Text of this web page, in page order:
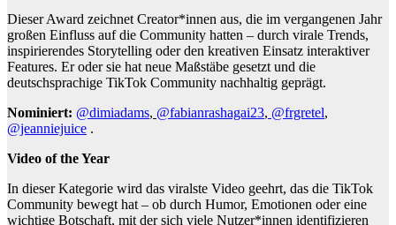
Dieser Award zeichnet Creator*innen aus, die im vergangenen Jahr
großen Einfluss auf die Community hatten – durch virale Trends,
inspirierendes Storytelling oder den kreativen Einsatz interaktiver
Features. Er oder sie hat neue Maßstäbe gesetzt und die
deutschsprachige TikTok Community nachhaltig geprägt.
Nominiert: @dimiadams, @fabianrashagai23, @frgretel,
@jeanniejuice .
Video of the Year
In dieser Kategorie wird das viralste Video geehrt, das die TikTok
Community bewegt hat – ob durch Humor, Emotionen oder eine
wichtige Botschaft, mit der sich viele Nutzer*innen identifizieren